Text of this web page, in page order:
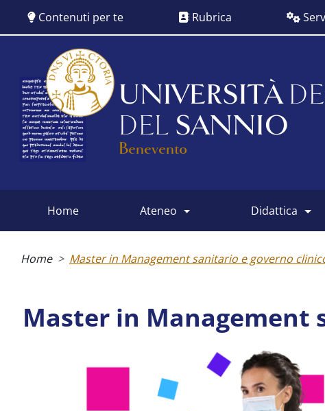
contenuto
Contenuti per te Rubrica
UNIVERSITÀ
DEL SANNIO
Benevento
menu
home ateneo didattica
Home Master in Management sanitario e governo
Master in Management